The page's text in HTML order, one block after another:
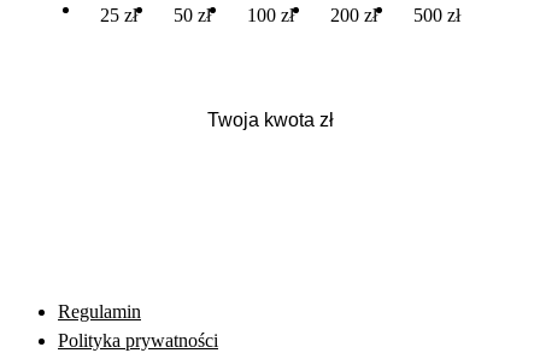
25 zł 50 zł 100 zł 200 zł 500 zł
Regulamin
Polityka prywatności